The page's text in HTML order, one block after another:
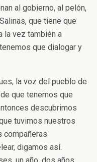
al gobierno, al pelón,
que tiene que
la vez también a
que dialogar y
la voz del pueblo de
que tenemos que
descubrimos
tuvimos nuestros
compañeras
digamos así.